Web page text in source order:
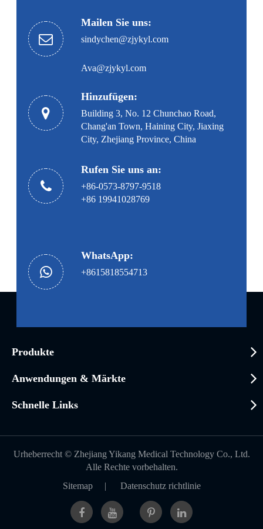
Mailen Sie uns:
sindychen@zjykyl.com
Ava@zjykyl.com
Hinzufügen:
Building 3, No. 12 Chunchao Road,
Chang'an Town, Haining City, Jiaxing
City, Zhejiang Province, China
Rufen Sie uns an:
+86-0573-8797-9518
+86 19941028769
WhatsApp:
+8615818554713
Produkte
Anwendungen & Märkte
Schnelle Links
Urheberrecht © Zhejiang Yikang Medical Technology Co., Ltd.
Alle Rechte vorbehalten.
Sitemap| Datenschutz richtlinie